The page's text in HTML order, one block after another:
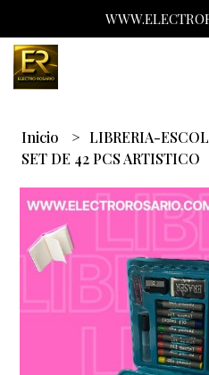
Inicio
LIBRERIA-
SET DE 42 PCS ARTISTICO